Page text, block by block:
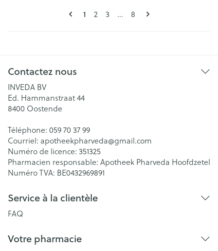
Pages
Vous lisez actuellement la page
1 Page
2 Page
3 ... Page
8
Contactez nous
INVEDA BV
Ed. Hammanstraat 44
8400 Oostende
Téléphone: 059 70 37 99
Courriel: apotheekpharveda@gmail.com
Numéro de licence: 351325
Pharmacien responsable: Apotheek Pharveda Hoofdzetel
Numéro TVA: BE0432969891
Service à la clientèle
FAQ
Votre pharmacie